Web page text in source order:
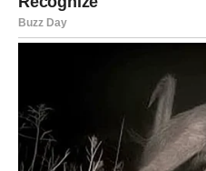
DONOSE RADOST
doživjeti kroz ljude koji su
Moguće su proslave.